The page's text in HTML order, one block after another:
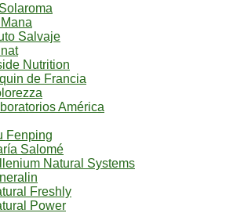
Salvaje
Nutrition
de Francia
América
Fenping
Salomé
Natural Systems
Freshly
Power